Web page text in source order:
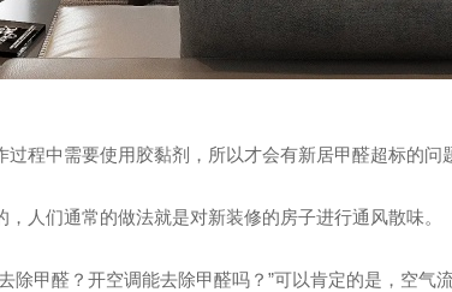
程中需要使用胶黏剂，所以才会有新居甲醛超标的问
人们通常的做法就是对新装修的房子进行通风散味。
除甲醛？开空调能去除甲醛吗？”可以肯定的是，空气